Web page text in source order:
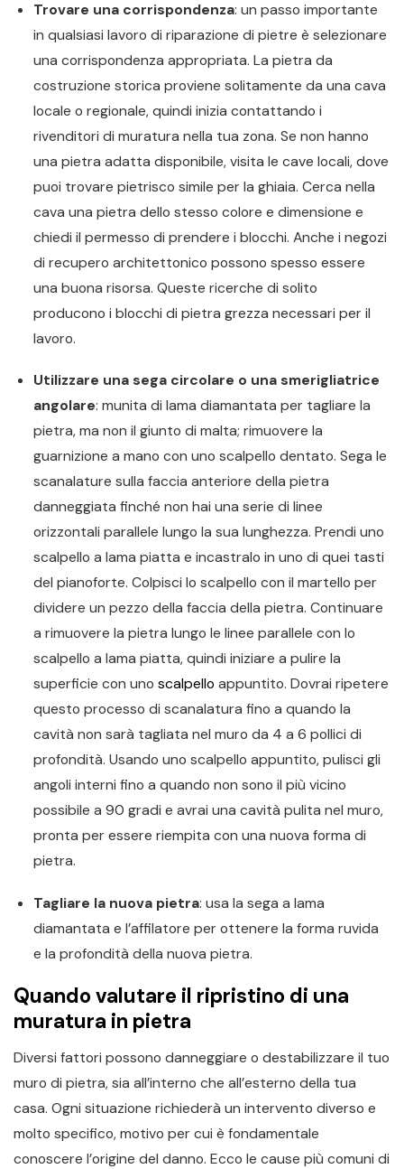
Trovare una corrispondenza: un passo importante
in qualsiasi lavoro di riparazione di pietre è selezionare
una corrispondenza appropriata. La pietra da
costruzione storica proviene solitamente da una cava
locale o regionale, quindi inizia contattando i
rivenditori di muratura nella tua zona. Se non hanno
una pietra adatta disponibile, visita le cave locali, dove
puoi trovare pietrisco simile per la ghiaia. Cerca nella
cava una pietra dello stesso colore e dimensione e
chiedi il permesso di prendere i blocchi. Anche i negozi
di recupero architettonico possono spesso essere
una buona risorsa. Queste ricerche di solito
producono i blocchi di pietra grezza necessari per il
lavoro.
Utilizzare una sega circolare o una smerigliatrice
angolare: munita di lama diamantata per tagliare la
pietra, ma non il giunto di malta; rimuovere la
guarnizione a mano con uno scalpello dentato. Sega le
scanalature sulla faccia anteriore della pietra
danneggiata finché non hai una serie di linee
orizzontali parallele lungo la sua lunghezza. Prendi uno
scalpello a lama piatta e incastralo in uno di quei tasti
del pianoforte. Colpisci lo scalpello con il martello per
dividere un pezzo della faccia della pietra. Continuare
a rimuovere la pietra lungo le linee parallele con lo
scalpello a lama piatta, quindi iniziare a pulire la
superficie con unoscalpello appuntito. Dovrai ripetere
questo processo di scanalatura fino a quando la
cavità non sarà tagliata nel muro da 4 a 6 pollici di
profondità. Usando uno scalpello appuntito, pulisci gli
angoli interni fino a quando non sono il più vicino
possibile a 90 gradi e avrai una cavità pulita nel muro,
pronta per essere riempita con una nuova forma di
pietra.
Tagliare la nuova pietra: usa la sega a lama
diamantata e l’affilatore per ottenere la forma ruvida
e la profondità della nuova pietra.
Quando valutare il ripristino di una
muratura in pietra
Diversi fattori possono danneggiare o destabilizzare il tuo
muro di pietra, sia all’interno che all’esterno della tua
casa. Ogni situazione richiederà un intervento diverso e
molto specifico, motivo per cui è fondamentale
conoscere l’origine del danno. Ecco le cause più comuni di